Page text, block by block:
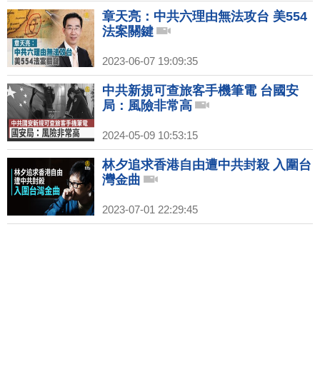
章天亮：中共六理由無法攻台 美554
法案關鍵
2023-06-07 19:09:35
中共新規可查旅客手機筆電 台國安
局：風險非常高
2024-05-09 10:53:15
林夕追求香港自由遭中共封殺 入圍台
灣金曲
2023-07-01 22:29:45